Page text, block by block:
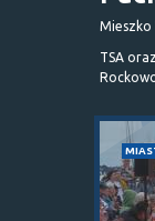
Mieszko
TSA